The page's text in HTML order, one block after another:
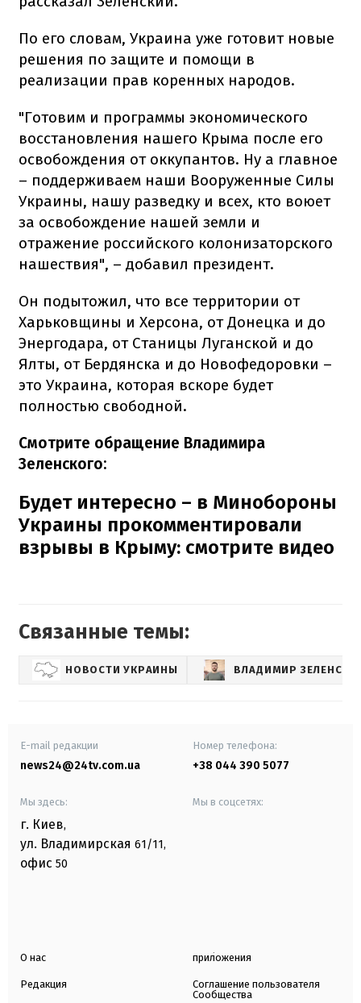
По его словам, Украина уже готовит новые
решения по защите и помощи в
реализации прав коренных народов.
"Готовим и программы экономического
восстановления нашего Крыма после его
освобождения от оккупантов. Ну а главное
– поддерживаем наши Вооруженные Силы
Украины, нашу разведку и всех, кто воюет
за освобождение нашей земли и
отражение российского колонизаторского
нашествия", – добавил президент.
Он подытожил, что все территории от
Харьковщины и Херсона, от Донецка и до
Энергодара, от Станицы Луганской и до
Ялты, от Бердянска и до Новофедоровки –
это Украина, которая вскоре будет
полностью свободной.
Смотрите обращение Владимира
Зеленского:
Будет интересно – в Минобороны
Украины прокомментировали
взрывы в Крыму: смотрите видео
Связанные темы:
НОВОСТИ УКРАИНЫ ВЛАДИМИР
E-mail редакции
news24@24tv.com.ua
Номер телефона:
+38 044 390 5077
Мы здесь:
г. Киев,
ул. Владимирская 61/11,
офис 50
Мы в соцсетях:
О нас
Редакция
приложения
Соглашение пользователя
Сообщества